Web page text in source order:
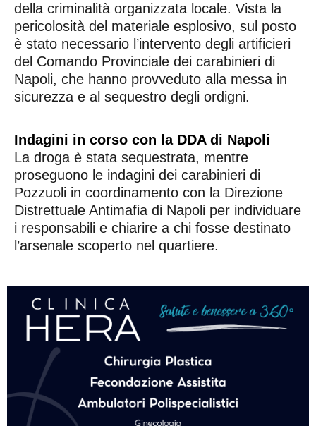
della criminalità organizzata locale. Vista la
pericolosità del materiale esplosivo, sul posto
è stato necessario l’intervento degli artificieri
del Comando Provinciale dei carabinieri di
Napoli, che hanno provveduto alla messa in
sicurezza e al sequestro degli ordigni.
Indagini in corso con la DDA di Napoli
La droga è stata sequestrata, mentre
proseguono le indagini dei carabinieri di
Pozzuoli in coordinamento con la Direzione
Distrettuale Antimafia di Napoli per individuare
i responsabili e chiarire a chi fosse destinato
l’arsenale scoperto nel quartiere.